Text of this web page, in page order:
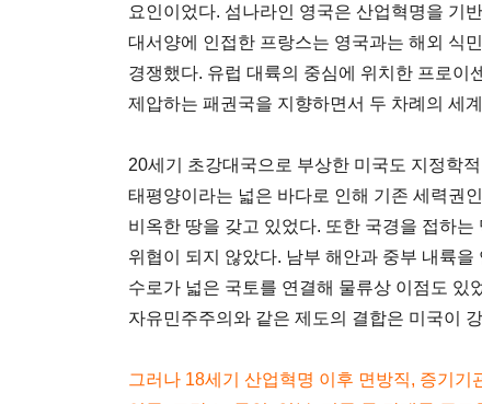
요인이었다. 섬나라인 영국은 산업혁명을 기
대서양에 인접한 프랑스는 영국과는 해외 식
경쟁했다. 유럽 대륙의 중심에 위치한 프로이
제압하는 패권국을 지향하면서 두 차례의 세
20세기 초강대국으로 부상한 미국도 지정학
태평양이라는 넓은 바다로 인해 기존 세력권
비옥한 땅을 갖고 있었다. 또한 국경을 접하
위협이 되지 않았다. 남부 해안과 중부 내륙
수로가 넓은 국토를 연결해 물류상 이점도 있
자유민주주의와 같은 제도의 결합은 미국이
그러나 18세기 산업혁명 이후 면방직, 증기기